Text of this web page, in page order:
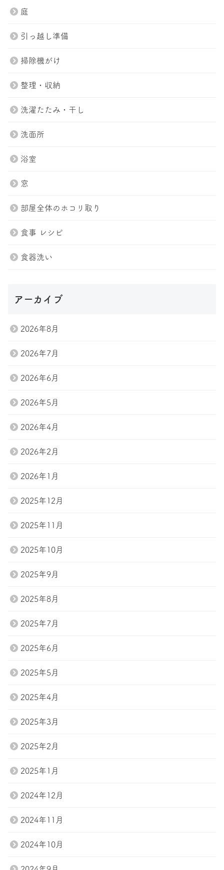
トップページ
Tel.047-411-7285
庭
引っ越し準備
掃除機がけ
整理・収納
洗濯たたみ・干し
洗面所
浴室
窓
部屋全体のホコリ取り
食事 レシピ
食器洗い
アーカイブ
2026年8月
2026年7月
2026年6月
2026年5月
2026年4月
2026年2月
2026年1月
2025年12月
2025年11月
2025年10月
2025年9月
2025年8月
2025年7月
2025年6月
2025年5月
2025年4月
2025年3月
2025年2月
2025年1月
2024年12月
2024年11月
2024年10月